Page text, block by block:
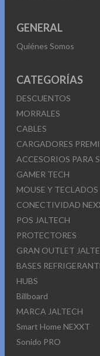
GENERAL
Quiénes Somos
CATEGORÍAS
DESCUENTOS
MORRALES
CABLES
CARGADORES
ACCESORIOS PARA
GAMER TECH
MOUSE Y TECLADOS
CONECTIVIDAD
POS JALTECH
PROTECTORES
GRAN OUTLET
BASES
HUBS
Billboard
MARCA JALTECH
Smart Home NEXXT
Sonido PRO